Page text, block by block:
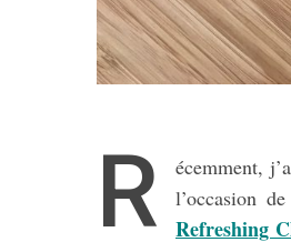
R
écemment,
l’occasion
Refreshing